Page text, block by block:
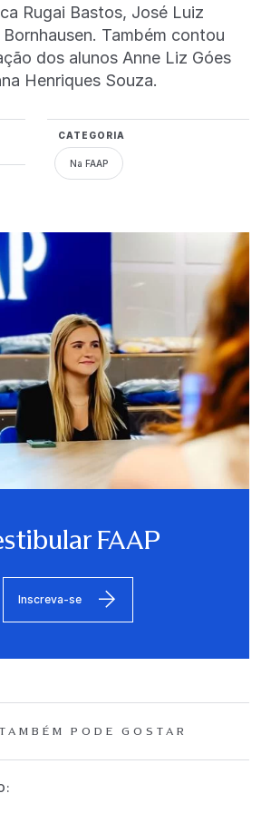
Rugai Bastos, José Luiz
Também contou
dos alunos Anne Liz Góes
Henriques Souza.
CATEGORIA
Na FAAP
FAAP
Inscreva-se
PODE GOSTAR